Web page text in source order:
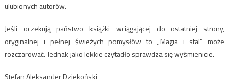
ulubionych autorów.
Jeśli oczekują państwo książki wciągającej do ostatniej strony,
oryginalnej i pełnej świeżych pomysłów to ,,Magia i stal” może
rozczarować. Jednak jako lekkie czytadło sprawdza się wyśmienicie.
Stefan Aleksander Dziekoński